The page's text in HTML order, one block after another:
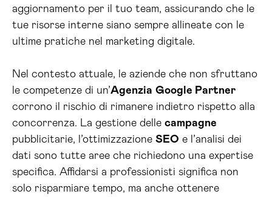
aggiornamento per il tuo team, assicurando che le
tue risorse interne siano sempre allineate con le
ultime pratiche nel marketing digitale.
Nel contesto attuale, le aziende che non sfruttano
le competenze di un’Agenzia Google Partner
corrono il rischio di rimanere indietro rispetto alla
concorrenza. La gestione delle campagne
pubblicitarie, l’ottimizzazione SEO e l’analisi dei
dati sono tutte aree che richiedono una expertise
specifica. Affidarsi a professionisti significa non
solo risparmiare tempo, ma anche ottenere